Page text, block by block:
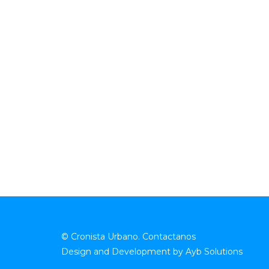
© Cronista Urbano. Contactanos
Design and Development by Ayb Solutions